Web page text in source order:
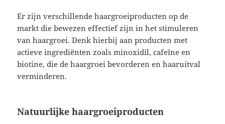
Er zijn verschillende haargroeiproducten op de
markt die bewezen effectief zijn in het stimuleren
van haargroei. Denk hierbij aan producten met
actieve ingrediënten zoals minoxidil, cafeïne en
biotine, die de haargroei bevorderen en haaruitval
verminderen.
Natuurlijke haargroeiproducten